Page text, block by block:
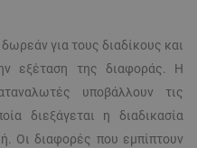
για τους διαδίκους και
εξέταση της διαφοράς. Η
υποβάλλουν τις
διεξάγεται η διαδικασία
Οι διαφορές που εμπίπτουν